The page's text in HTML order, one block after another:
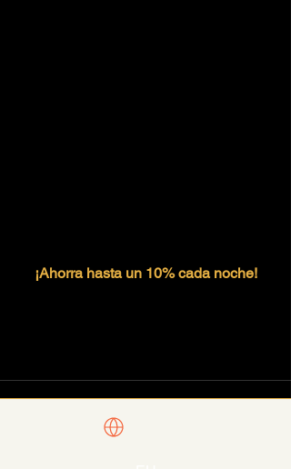
¡Ahorra hasta un 10% cada noche!